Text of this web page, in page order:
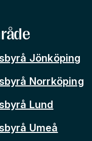
Jönköping
Norrköping
Lund
Umeå